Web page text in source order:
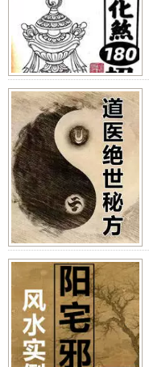
立即购买
立即购买